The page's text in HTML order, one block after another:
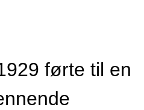
førte til en